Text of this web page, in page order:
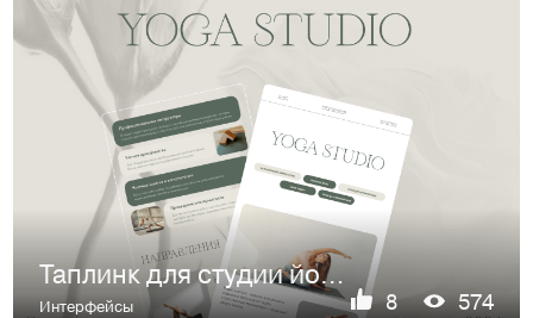
Таплинк для студии йоги | Taplink | Yoga studio
Интерфейсы 8 574